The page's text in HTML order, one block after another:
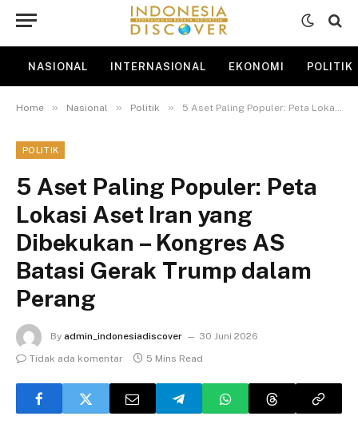
NASIONAL INTERNASIONAL EKONOMI POLITIK
Home » Nasional » Politik » 5 Aset Paling Populer: Peta Lokasi Aset Iran yang Dibekukan – Kongres AS Batasi Gerak Trump dalam Perang
POLITIK
5 Aset Paling Populer: Peta
Lokasi Aset Iran yang
Dibekukan – Kongres AS
Batasi Gerak Trump dalam
Perang
By admin_indonesiadiscover
30 Juni 2026
Tidak ada komentar
5 Mins Read